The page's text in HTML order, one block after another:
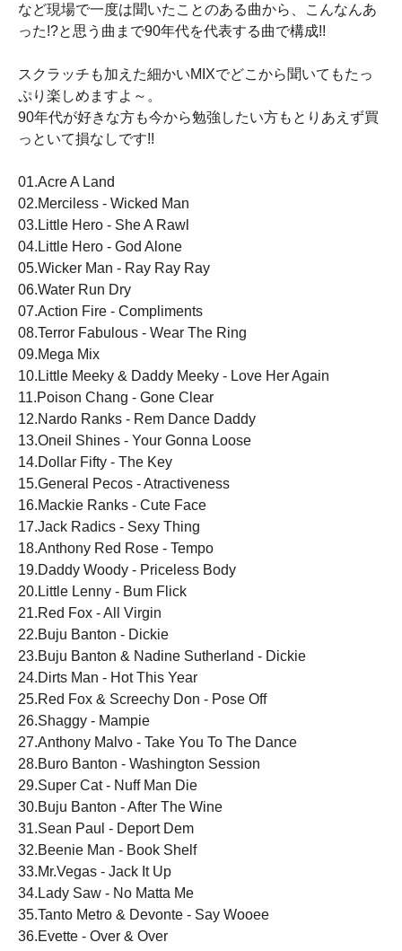
など現場で一度は聞いたことのある曲から、こんなんあ
った!?と思う曲まで90年代を代表する曲で構成!!
スクラッチも加えた細かいMIXでどこから聞いてもたっ
ぷり楽しめますよ～。
90年代が好きな方も今から勉強したい方もとりあえず買
っといて損なしです!!
01.Acre A Land
02.Merciless - Wicked Man
03.Little Hero - She A Rawl
04.Little Hero - God Alone
05.Wicker Man - Ray Ray Ray
06.Water Run Dry
07.Action Fire - Compliments
08.Terror Fabulous - Wear The Ring
09.Mega Mix
10.Little Meeky & Daddy Meeky - Love Her Again
11.Poison Chang - Gone Clear
12.Nardo Ranks - Rem Dance Daddy
13.Oneil Shines - Your Gonna Loose
14.Dollar Fifty - The Key
15.General Pecos - Atractiveness
16.Mackie Ranks - Cute Face
17.Jack Radics - Sexy Thing
18.Anthony Red Rose - Tempo
19.Daddy Woody - Priceless Body
20.Little Lenny - Bum Flick
21.Red Fox - All Virgin
22.Buju Banton - Dickie
23.Buju Banton & Nadine Sutherland - Dickie
24.Dirts Man - Hot This Year
25.Red Fox & Screechy Don - Pose Off
26.Shaggy - Mampie
27.Anthony Malvo - Take You To The Dance
28.Buro Banton - Washington Session
29.Super Cat - Nuff Man Die
30.Buju Banton - After The Wine
31.Sean Paul - Deport Dem
32.Beenie Man - Book Shelf
33.Mr.Vegas - Jack It Up
34.Lady Saw - No Matta Me
35.Tanto Metro & Devonte - Say Wooee
36.Evette - Over & Over